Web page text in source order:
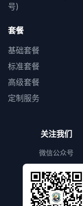
号)
套餐
基础套餐
标准套餐
高级套餐
定制服务
关注我们
微信公众号